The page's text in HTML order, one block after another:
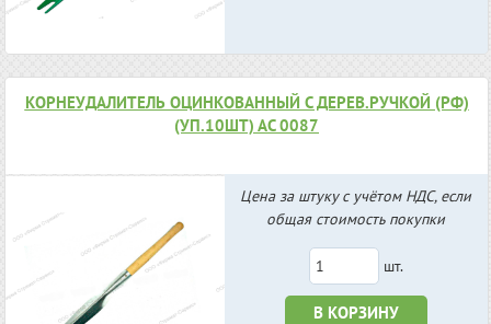
КОРНЕУДАЛИТЕЛЬ ОЦИНКОВАННЫЙ С ДЕРЕВ.РУЧКОЙ (РФ)
(УП.10ШТ) АС 0087
Цена за штуку с учётом НДС, если
общая стоимость покупки
шт.
В КОРЗИНУ